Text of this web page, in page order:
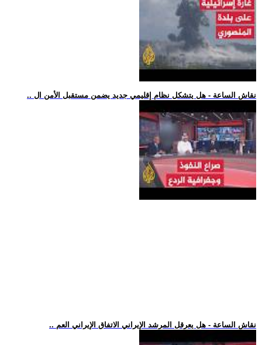
.. نقاش الساعة - هل يتشكل نظام إقليمي جديد يضمن مستقبل الأمن ال
.. نقاش الساعة - هل يعرقل المرشد الإيراني الاتفاق الإيراني العم